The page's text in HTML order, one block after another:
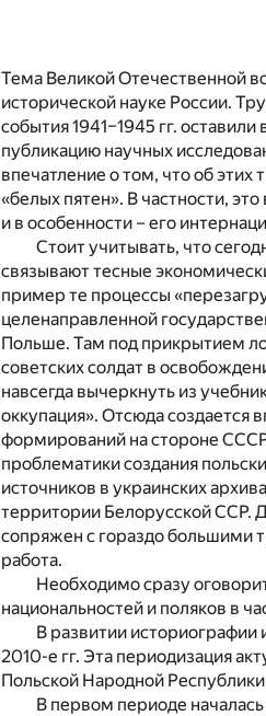
Тема Великой Отечественной
исторической науке России.
события 1941–1945 гг.
публикацию научных
впечатление о том, что об этих
«белых пятен». В частности,
и в особенности – его
Стоит учитывать, что
связывают тесные
пример те процессы
целенаправленной
Польше. Там под прикрытием
советских солдат в
навсегда вычеркнуть из
оккупация». Отсюда создается
формирований на стороне
проблематики создания
источников в украинских
территории Белорусской ССР.
сопряжен с гораздо большими
работа.
Необходимо сразу
национальностей и поляков в
В развитии историографии
2010-е гг. Эта периодизация
Польской Народной
В первом периоде